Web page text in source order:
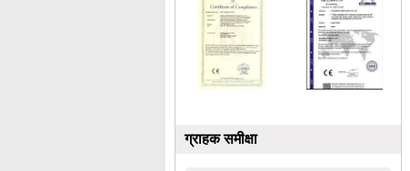
ग्राहक समीक्षा